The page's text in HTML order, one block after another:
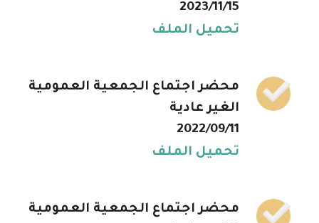
2023/11/15
تحميل الملف
محضر اجتماع الجمعية العمومية
الغير عادية
2022/09/11
تحميل الملف
محضر اجتماع الجمعية العمومية